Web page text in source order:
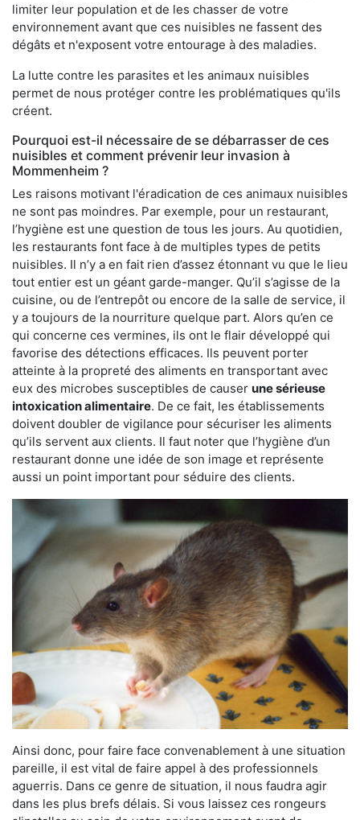
limiter leur population et de les chasser de votre
environnement avant que ces nuisibles ne fassent des
dégâts et n'exposent votre entourage à des maladies.
La lutte contre les parasites et les animaux nuisibles
permet de nous protéger contre les problématiques qu'ils
créent.
Pourquoi est-il nécessaire de se débarrasser de ces
nuisibles et comment prévenir leur invasion à
Mommenheim ?
Les raisons motivant l'éradication de ces animaux nuisibles
ne sont pas moindres. Par exemple, pour un restaurant,
l’hygiène est une question de tous les jours. Au quotidien,
les restaurants font face à de multiples types de petits
nuisibles. Il n’y a en fait rien d’assez étonnant vu que le lieu
tout entier est un géant garde-manger. Qu’il s’agisse de la
cuisine, ou de l’entrepôt ou encore de la salle de service, il
y a toujours de la nourriture quelque part. Alors qu’en ce
qui concerne ces vermines, ils ont le flair développé qui
favorise des détections efficaces. Ils peuvent porter
atteinte à la propreté des aliments en transportant avec
eux des microbes susceptibles de causer une sérieuse
intoxication alimentaire. De ce fait, les établissements
doivent doubler de vigilance pour sécuriser les aliments
qu’ils servent aux clients. Il faut noter que l’hygiène d’un
restaurant donne une idée de son image et représente
aussi un point important pour séduire des clients.
Ainsi donc, pour faire face convenablement à une situation
pareille, il est vital de faire appel à des professionnels
aguerris. Dans ce genre de situation, il nous faudra agir
dans les plus brefs délais. Si vous laissez ces rongeurs